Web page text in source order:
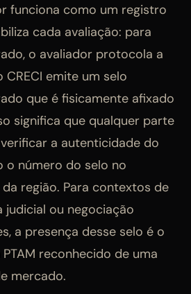
funciona como um registro
cada avaliação: para
o avaliador protocola a
CRECI emite um selo
que é fisicamente afixado
significa que qualquer parte
a autenticidade do
o número do selo no
da região. Para contextos de
judicial ou negociação
a presença desse selo é o
reconhecido de uma
mercado.